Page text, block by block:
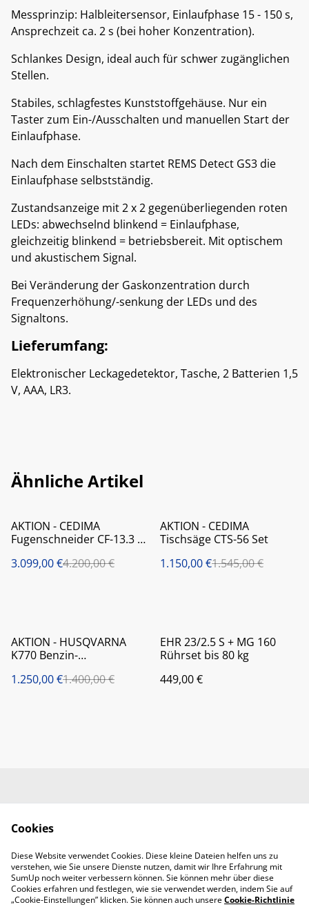
Messprinzip: Halbleitersensor, Einlaufphase 15 - 150 s,
Ansprechzeit ca. 2 s (bei hoher Konzentration).
Schlankes Design, ideal auch für schwer zugänglichen
Stellen.
Stabiles, schlagfestes Kunststoffgehäuse. Nur ein
Taster zum Ein-/Ausschalten und manuellen Start der
Einlaufphase.
Nach dem Einschalten startet REMS Detect GS3 die
Einlaufphase selbstständig.
Zustandsanzeige mit 2 x 2 gegenüberliegenden roten
LEDs: abwechselnd blinkend = Einlaufphase,
gleichzeitig blinkend = betriebsbereit. Mit optischem
und akustischem Signal.
Bei Veränderung der Gaskonzentration durch
Frequenzerhöhung/-senkung der LEDs und des
Signaltons.
Lieferumfang:
Elektronischer Leckagedetektor, Tasche, 2 Batterien 1,5
V, AAA, LR3.
Ähnliche Artikel
%
AKTION - CEDIMA
Fugenschneider CF-13.3 B
3.099,00 €4.200,00 €
%
AKTION - CEDIMA
Tischsäge CTS-56 Set
1.150,00 €1.545,00 €
%
AKTION - HUSQVARNA
K770 Benzin-
Flex
1.250,00 €1.400,00 €
EHR 23/2.5 S + MG 160
Rührset bis 80 kg
449,00 €
Kontaktieren Sie uns
Rechtliche
Datenschutzbestimm
Handwerkerbedarf
RMMS Abendroth
Cookies
Diese Website verwendet Cookies. Diese kleine Dateien helfen uns zu
verstehen, wie Sie unsere Dienste nutzen, damit wir Ihre Erfahrung mit
SumUp noch weiter verbessern können. Sie können mehr über diese
Cookies erfahren und festlegen, wie sie verwendet werden, indem Sie auf
„Cookie-Einstellungen” klicken. Sie können auch unsereCookie-Richtlinie